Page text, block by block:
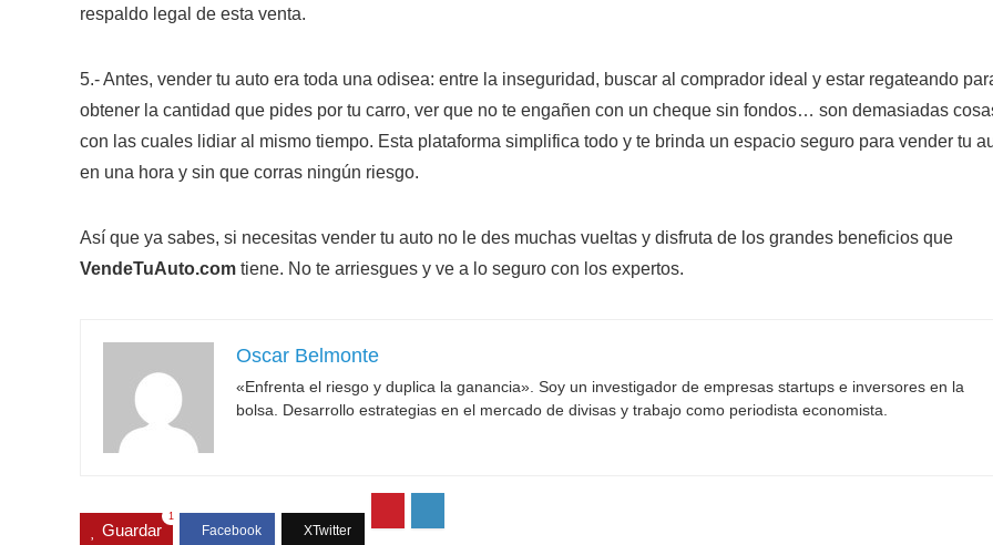
respaldo legal de esta venta.
5.- Antes, vender tu auto era toda una odisea: entre la inseguridad, buscar al comprador ideal y estar regateando
obtener la cantidad que pides por tu carro, ver que no te engañen con un cheque sin fondos… son demasiadas
con las cuales lidiar al mismo tiempo. Esta plataforma simplifica todo y te brinda un espacio seguro para vender tu
en una hora y sin que corras ningún riesgo.
Así que ya sabes, si necesitas vender tu auto no le des muchas vueltas y disfruta de los grandes beneficios que
VendeTuAuto.com tiene. No te arriesgues y ve a lo seguro con los expertos.
Oscar Belmonte
«Enfrenta el riesgo y duplica la ganancia». Soy un investigador de empresas startups e inversores en la
bolsa. Desarrollo estrategias en el mercado de divisas y trabajo como periodista economista.
Guardar
1